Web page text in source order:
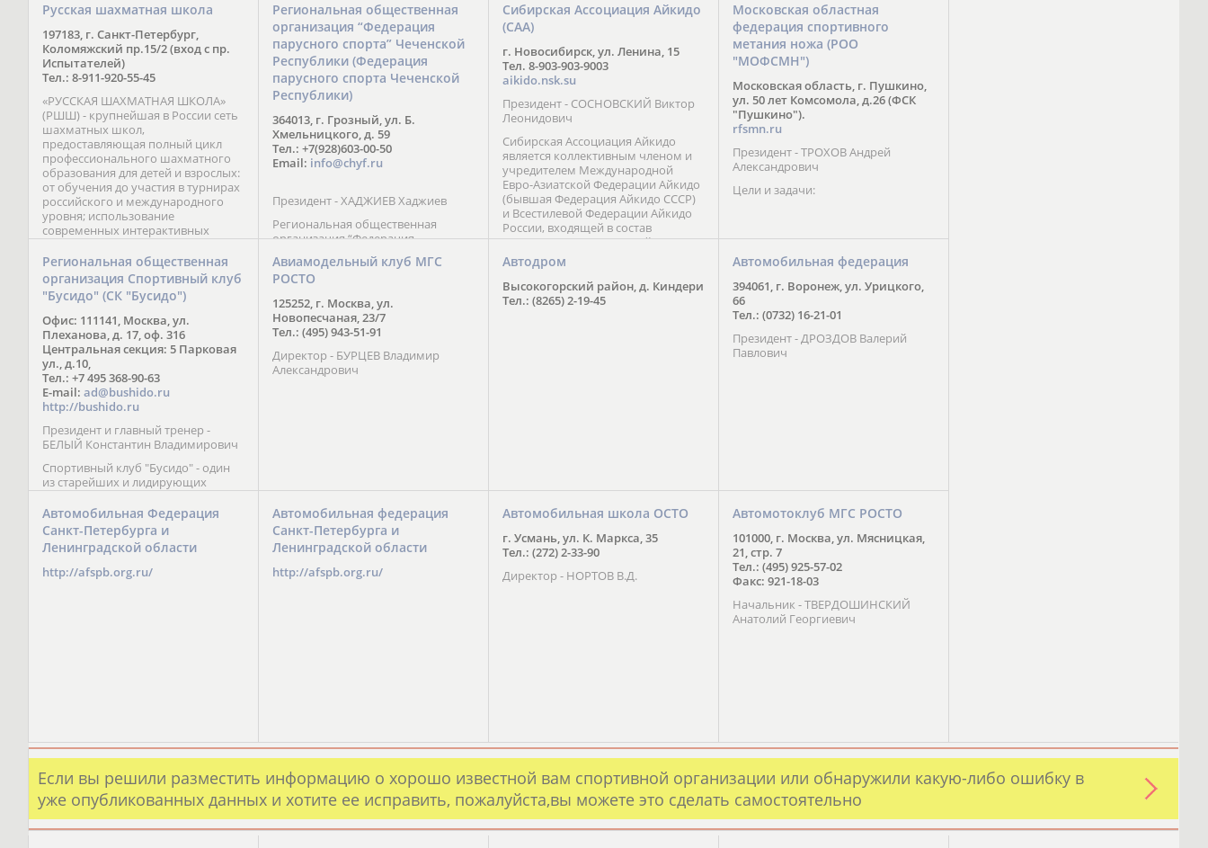
Русская шахматная школа
197183, г. Санкт-Петербург,
Коломяжский пр.15/2 (вход с пр.
Испытателей)
Тел.: 8-911-920-55-45
«РУССКАЯ ШАХМАТНАЯ ШКОЛА»
(РШШ) - крупнейшая в России сеть
шахматных школ,
предоставляющая полный цикл
профессионального шахматного
образования для детей и взрослых:
от обучения до участия в турнирах
российского и международного
уровня; использование
современных интерактивных
методик подачи материала;
обучение на русском и английском
языках; специалисты с опытом
преподавания более 20 лет;
направленность на общее
развитие ребенка: проведение
творческих мастер-классов, уроков
по истории и литературе,
организация регулярных
шахматных сборов на спортивных
базах и в детских лагерях,
проведение встреч с выдающимися
шахматистами; корпоративное
обучение; онлайн обучение в
форме вебинаров и
индивидуальных занятий, круглые
столы российских и
международных тренеров,
трансляция мероприятий и
турниров.
Региональная общественная
организация “Федерация
парусного спорта” Чеченской
Республики (Федерация
парусного спорта Чеченской
Республики)
364013, г. Грозный, ул. Б.
Хмельницкого, д. 59
Тел.: +7(928)603-00-50
Email: info@chyf.ru
Президент - ХАДЖИЕВ Хаджиев
Региональная общественная
организация “Федерация
парусного спорта” Чеченской
Республики начала свою
деятельность в декабре 2016 года.
Миссия федерации состоит в
популяризации парусного спорта,
привлечении и содействии
развитию спорта в этом регионе и
спортсменов на российских и
международных соревнованиях.
Сибирская Ассоциация Айкидо
(САА)
г. Новосибирск, ул. Ленина, 15
Тел. 8-903-903-9003
aikido.nsk.su
Президент - СОСНОВСКИЙ Виктор
Леонидович
Сибирская Ассоциация Айкидо
является коллективным членом и
учредителем Международной
Евро-Азиатской Федерации Айкидо
(бывшая Федерация Айкидо СССР)
и Всестилевой Федерации Айкидо
России, входящей в состав
Национального Совета Айкидо
России, президентом которого
является С. В. Киреенко
Московская областная
федерация спортивного
метания ножа (РОО
"МОФСМН")
Московская область, г. Пушкино,
ул. 50 лет Комсомола, д.26 (ФСК
"Пушкино").
rfsmn.ru
Президент - ТРОХОВ Андрей
Александрович
Цели и задачи:
Региональная общественная
организация Спортивный клуб
"Бусидо" (СК "Бусидо")
Офис: 111141, Москва, ул.
Плеханова, д. 17, оф. 316
Центральная секция: 5 Парковая
ул., д.10,
Тел.: +7 495 368-90-63
E-mail: ad@bushido.ru
http://bushido.ru
Президент и главный тренер -
БЕЛЫЙ Константин Владимирович
Спортивный клуб "Бусидо" - один
из старейших и лидирующих
клубов России, изучающих и
развивающих различные боевые
искусства и, прежде всего, каратэ
Кёкусинкай - первого в мире стиля
контактного каратэ, получившего
огромное развитие во всем
мире. Однако, спектр интересов
Авиамодельный клуб МГС
РОСТО
125252, г. Москва, ул.
Новопесчаная, 23/7
Тел.: (495) 943-51-91
Директор - БУРЦЕВ Владимир
Александрович
Автодром
Высокогорский район, д. Киндери
Тел.: (8265) 2-19-45
Автомобильная федерация
394061, г. Воронеж, ул. Урицкого,
66
Тел.: (0732) 16-21-01
Президент - ДРОЗДОВ Валерий
Павлович
Автомобильная Федерация
Санкт-Петербурга и
Ленинградской области
http://afspb.org.ru/
Автомобильная федерация
Санкт-Петербурга и
Ленинградской области
http://afspb.org.ru/
Автомобильная школа ОСТО
г. Усмань, ул. К. Маркса, 35
Тел.: (272) 2-33-90
Директор - НОРТОВ В.Д.
Автомотоклуб МГС РОСТО
101000, г. Москва, ул. Мясницкая,
21, стр. 7
Тел.: (495) 925-57-02
Факс: 921-18-03
Начальник - ТВЕРДОШИНСКИЙ
Анатолий Георгиевич
Если вы решили разместить информацию о хорошо известной вам спортивной организации или обнаружили какую-либо ошибку в
уже опубликованных данных и хотите ее исправить, пожалуйста,вы можете это сделать самостоятельно